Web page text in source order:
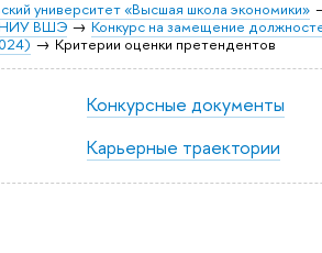
университет «Высшая школа экономики»
НИУ ВШЭ
Конкурс на замещение
Критерии оценки претендентов
Конкурсные документы
Карьерные траектории